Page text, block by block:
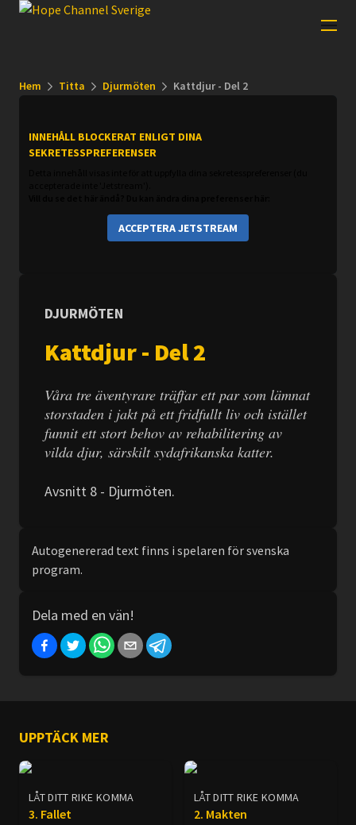
Hem Titta Djurmöten Kattdjur - Del 2
INNEHÅLL BLOCKERAT ENLIGT DINA
SEKRETESSPREFERENSER
ACCEPTERA JETSTREAM
DJURMÖTEN
Kattdjur - Del 2
Våra tre äventyrare träffar ett par som lämnat
storstaden i jakt på ett fridfullt liv och istället
funnit ett stort behov av rehabilitering av
vilda djur, särskilt sydafrikanska katter.
Avsnitt 8 - Djurmöten.
Autogenererad text finns i spelaren för svenska
program.
Dela med en vän!
UPPTÄCK MER
LÅT DITT RIKE KOMMA
3. Fallet
LÅT DITT RIKE KOMMA
2. Makten